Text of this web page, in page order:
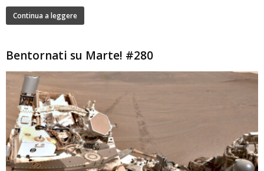
Continua a leggere
Bentornati su Marte! #280